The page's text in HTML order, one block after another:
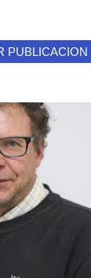
PUBLICACION